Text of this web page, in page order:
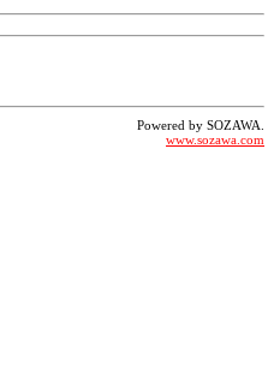
Powered by SOZAWA.
www.sozawa.com